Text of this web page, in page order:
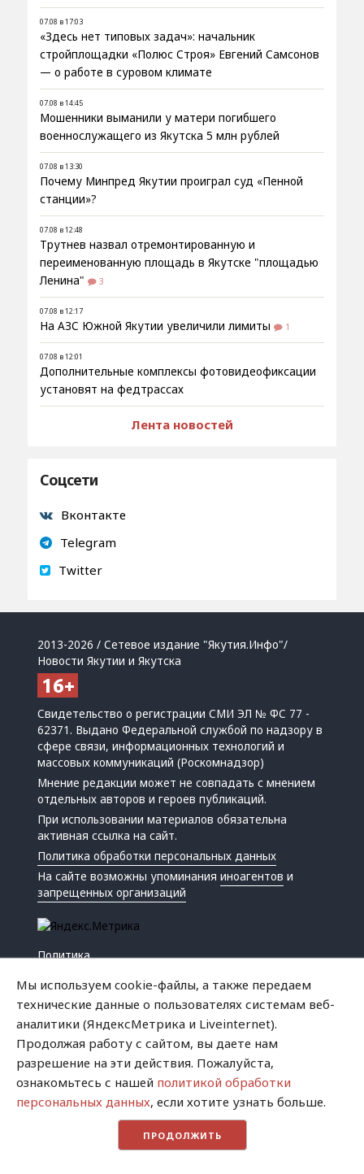
07.08 в 17:03
«Здесь нет типовых задач»: начальник
стройплощадки «Полюс Строя» Евгений Самсонов
— о работе в суровом климате
07.08 в 14:45
Мошенники выманили у матери погибшего
военнослужащего из Якутска 5 млн рублей
07.08 в 13:30
Почему Минпред Якутии проиграл суд «Пенной
станции»?
07.08 в 12:48
Трутнев назвал отремонтированную и
переименованную площадь в Якутске "площадью
Ленина"
3
07.08 в 12:17
На АЗС Южной Якутии увеличили лимиты 1
07.08 в 12:01
Дополнительные комплексы фотовидеофиксации
установят на федтрассах
Лента новостей
Соцсети
Вконтакте
Telegram
Twitter
2013-2026 / Сетевое издание "Якутия.Инфо"/
Новости Якутии и Якутска
Свидетельство о регистрации СМИ ЭЛ № ФС 77 -
62371. Выдано Федеральной службой по надзору в
сфере связи, информационных технологий и
массовых коммуникаций (Роскомнадзор)
Мнение редакции может не совпадать с мнением
отдельных авторов и героев публикаций.
При использовании материалов обязательна
активная ссылка на сайт.
Политика обработки персональных данных
На сайте возможны упоминанияиноагентов и
запрещенных организаций
Политика
Криминал
Успех
Хватит это терпеть
Мы используем cookie-файлы, а также передаем
технические данные о пользователях системам веб-
аналитики (ЯндексМетрика и Liveinternet).
Продолжая работу с сайтом, вы даете нам
разрешение на эти действия. Пожалуйста,
ознакомьтесь с нашей политикой обработки
персональных данных, если хотите узнать больше.
ПРОДОЛЖИТЬ